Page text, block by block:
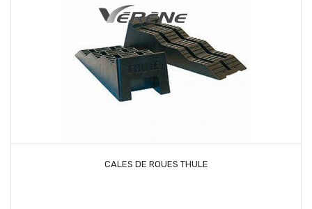
CALES DE ROUES THULE